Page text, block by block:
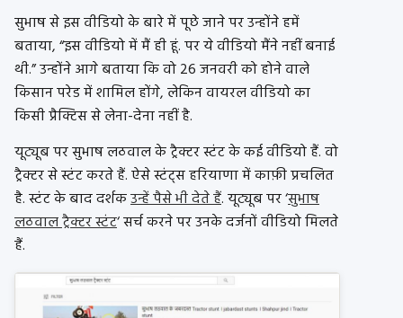
सुभाष से इस वीडियो के बारे में पूछे जाने पर उन्होंने हमें
बताया, “इस वीडियो में मैं ही हूं. पर ये वीडियो मैंने नहीं बनाई
थी.” उन्होंने आगे बताया कि वो 26 जनवरी को होने वाले
किसान परेड में शामिल होंगे, लेकिन वायरल वीडियो का
किसी प्रैक्टिस से लेना-देना नहीं है.
यूट्यूब पर सुभाष लठवाल के ट्रैक्टर स्टंट के कई वीडियो हैं. वो
ट्रैक्टर से स्टंट करते हैं. ऐसे स्टंट्स हरियाणा में काफ़ी प्रचलित
है. स्टंट के बाद दर्शकउन्हें पैसे भी देते हैं. यूट्यूब पर ‘सुभाष
लठवाल ट्रैक्टर स्टंट‘ सर्च करने पर उनके दर्जनों वीडियो मिलते
हैं.